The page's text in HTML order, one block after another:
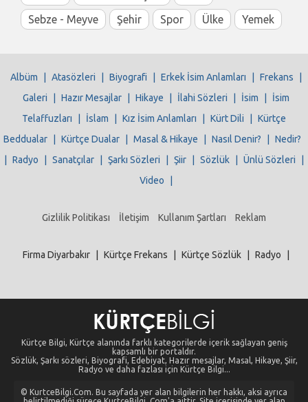
Sebze - Meyve
Şehir Spor Ülke Yemek
Albüm Atasözleri Biyografi Erkek İsim Anlamları Frekans
Galeri
Hazır Mesajlar Hikaye İlahi Sözleri İsim
İsim
Telaffuzları
İslam Kız İsim Anlamları Kürt Dili
Kürtçe
Beddualar
Kürtçe Dualar Masal & Hikaye Nasıl Denir?
Nedir?
Radyo Sanatçılar Şarkı Sözleri Şiir Sözlük Ünlü Sözleri
Video
Gizlilik Politikası İletişim Kullanım Şartları Reklam
Firma Diyarbakır Kürtçe Frekans Kürtçe Sözlük Radyo
Kürtçe Bilgi, Kürtçe alanında farklı kategorilerde içerik sağlayan geniş
kapsamlı bir portaldır.
Sözlük, Şarkı sözleri, Biyografi, Edebiyat, Hazır mesajlar, Masal, Hikaye, Şiir,
Radyo ve daha fazlası için Kürtçe Bilgi...
© KurtceBilgi.Com. Bu sayfada yer alan bilgilerin her hakkı, aksi ayrıca